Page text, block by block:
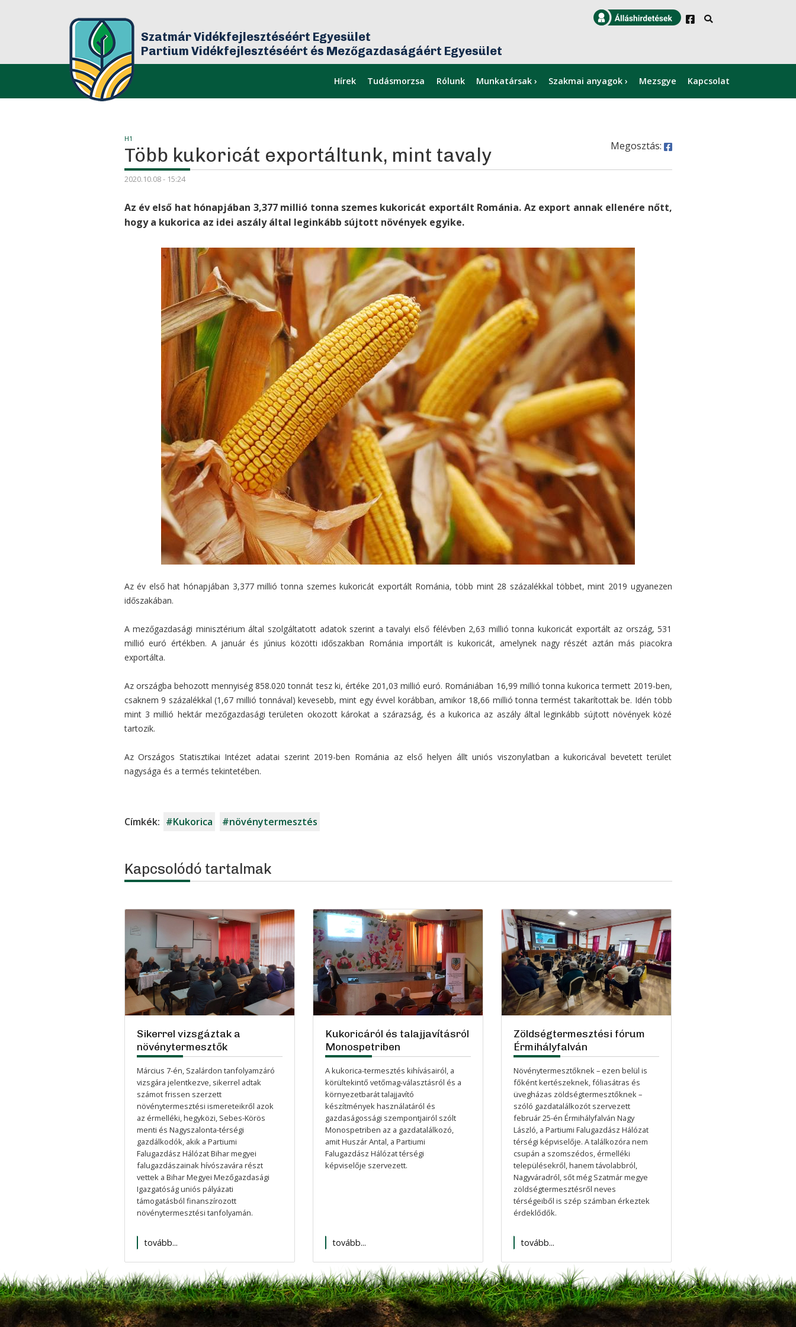
×
Szatmár Vidékfejlesztéséért Egyesület
Partium Vidékfejlesztéséért és Mezőgazdaságáért Egyesület
Hírek Tudásmorzsa Rólunk Munkatársak Szakmai anyagok Mezsgye Kapcsolat
H1
Több kukoricát exportáltunk, mint tavaly
2020.10.08 - 15:24
Megosztás:
Az év első hat hónapjában 3,377 millió tonna szemes kukoricát exportált Románia. Az export annak ellenére nőtt,
hogy a kukorica az idei aszály által leginkább sújtott növények egyike.
Az év első hat hónapjában 3,377 millió tonna szemes kukoricát exportált Románia, több mint 28 százalékkal többet, mint 2019 ugyanezen
időszakában.
A mezőgazdasági minisztérium által szolgáltatott adatok szerint a tavalyi első félévben 2,63 millió tonna kukoricát exportált az ország, 531
millió euró értékben. A január és június közötti időszakban Románia importált is kukoricát, amelynek nagy részét aztán más piacokra
exportálta.
Az országba behozott mennyiség 858.020 tonnát tesz ki, értéke 201,03 millió euró. Romániában 16,99 millió tonna kukorica termett 2019-ben,
csaknem 9 százalékkal (1,67 millió tonnával) kevesebb, mint egy évvel korábban, amikor 18,66 millió tonna termést takarítottak be. Idén több
mint 3 millió hektár mezőgazdasági területen okozott károkat a szárazság, és a kukorica az aszály által leginkább sújtott növények közé
tartozik.
Az Országos Statisztikai Intézet adatai szerint 2019-ben Románia az első helyen állt uniós viszonylatban a kukoricával bevetett terület
nagysága és a termés tekintetében.
Címkék: #Kukorica #növénytermesztés
Kapcsolódó tartalmak
Sikerrel vizsgáztak a
növénytermesztők
Március 7-én, Szalárdon tanfolyamzáró
vizsgára jelentkezve, sikerrel adtak
számot frissen szerzett
növénytermesztési ismereteikről azok
az érmelléki, hegyközi, Sebes-Körös
menti és Nagyszalonta-térségi
gazdálkodók, akik a Partiumi
Falugazdász Hálózat Bihar megyei
falugazdászainak hívószavára részt
vettek a Bihar Megyei Mezőgazdasági
Igazgatóság uniós pályázati
támogatásból finanszírozott
növénytermesztési tanfolyamán.
tovább...
Kukoricáról és talajjavításról
Monospetriben
A kukorica-termesztés kihívásairól, a
körültekintő vetőmag-választásról és a
környezetbarát talajjavító
készítmények használatáról és
gazdaságossági szempontjairól szólt
Monospetriben az a gazdatalálkozó,
amit Huszár Antal, a Partiumi
Falugazdász Hálózat térségi
képviselője szervezett.
tovább...
Zöldségtermesztési fórum
Érmihályfalván
Növénytermesztőknek – ezen belül is
főként kertészeknek, fóliasátras és
üvegházas zöldségtermesztőknek –
szóló gazdatalálkozót szervezett
február 25-én Érmihályfalván Nagy
László, a Partiumi Falugazdász Hálózat
térségi képviselője. A találkozóra nem
csupán a szomszédos, érmelléki
településekről, hanem távolabbról,
Nagyváradról, sőt még Szatmár megye
zöldségtermesztésről neves
térségeiből is szép számban érkeztek
érdeklődők.
tovább...